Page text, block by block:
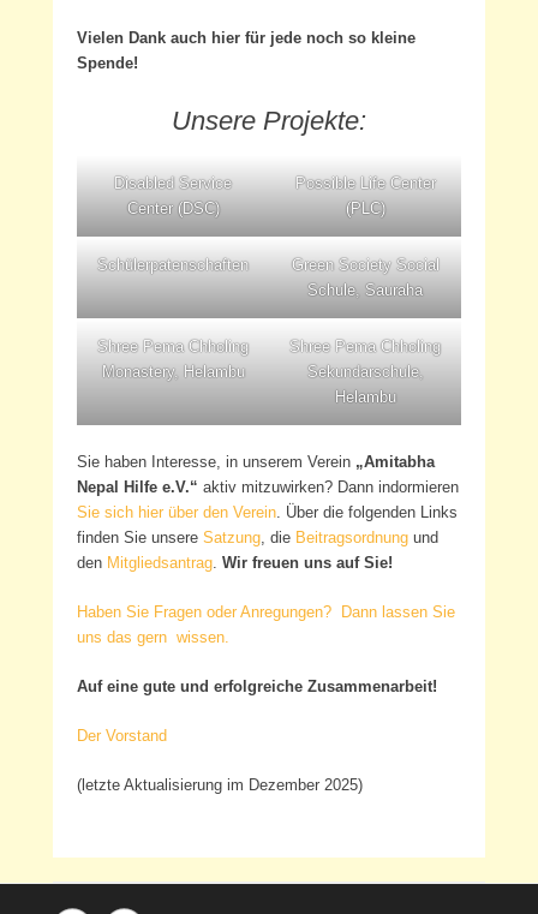
Vielen Dank auch hier für jede noch so kleine
Spende!
Unsere Projekte:
Disabled Service
Center (DSC)
Possible Life Center
(PLC)
Schülerpatenschaften
Green Society Social
Schule, Sauraha
Shree Pema Chholing
Monastery, Helambu
Shree Pema Chholing
Sekundarschule,
Helambu
Sie haben Interesse, in unserem Verein „Amitabha
Nepal Hilfe e.V.“ aktiv mitzuwirken? Dann indormieren
Sie sich hier über den Verein. Über die folgenden Links
finden Sie unsere Satzung, die Beitragsordnung und
den Mitgliedsantrag. Wir freuen uns auf Sie!
Haben Sie Fragen oder Anregungen? Dann lassen Sie
uns das gern wissen.
Auf eine gute und erfolgreiche Zusammenarbeit!
Der Vorstand
(letzte Aktualisierung im Dezember 2025)